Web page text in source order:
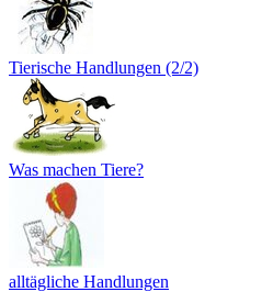
Tierische Handlungen (2/2)
Was machen Tiere?
alltägliche Handlungen